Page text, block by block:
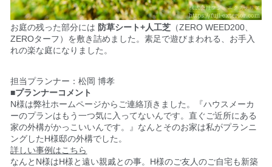
お庭の残った部分には 防草シート+人工芝 （ZERO WEED200、
ZEROターフ） を敷き詰めました。素足で遊びまわれる、お手入
れの楽な庭になりました。
担当プランナー：松岡 博孝
■プランナーコメント
N様は弊社ホームページからご連絡頂きました。
『ハウスメーカ
ーのプランはもう一つ気に入ってないんです。直ぐご近所にある
家の外構がかっこいいんです。』なんと そのお家は私がプランニ
ングしたH様邸の外構でした。
詳しい事例はこちら
なんとN様はH様と遠い親戚との事。 H様のご友人のご自宅も新築